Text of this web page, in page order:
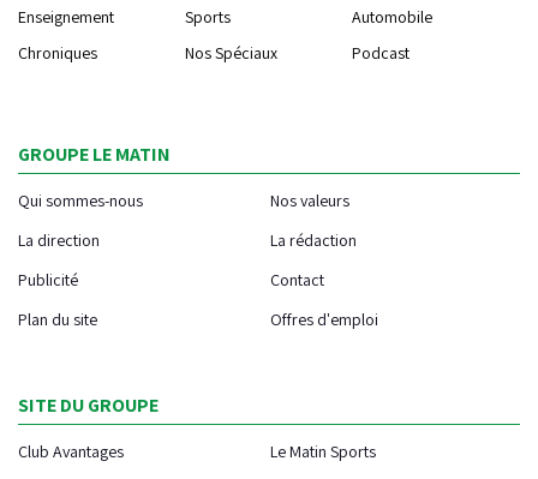
Enseignement
Sports
Automobile
Chroniques
Nos Spéciaux Podcast
GROUPE LE MATIN
Qui sommes-nous
Nos valeurs
La direction
La rédaction
Publicité
Contact
Plan du site
Offres d'emploi
SITE DU GROUPE
Club Avantages Le Matin Sports